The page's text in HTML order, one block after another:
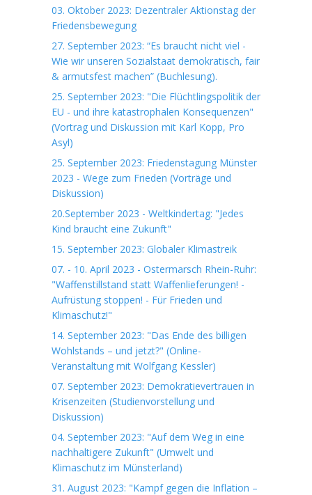
03. Oktober 2023: Dezentraler Aktionstag der
Friedensbewegung
27. September 2023: “Es braucht nicht viel -
Wie wir unseren Sozialstaat demokratisch, fair
& armutsfest machen” (Buchlesung).
25. September 2023: "Die Flüchtlingspolitik der
EU - und ihre katastrophalen Konsequenzen"
(Vortrag und Diskussion mit Karl Kopp, Pro
Asyl)
25. September 2023: Friedenstagung Münster
2023 - Wege zum Frieden (Vorträge und
Diskussion)
20.September 2023 - Weltkindertag: "Jedes
Kind braucht eine Zukunft"
15. September 2023: Globaler Klimastreik
07. - 10. April 2023 - Ostermarsch Rhein-Ruhr:
"Waffenstillstand statt Waffenlieferungen! -
Aufrüstung stoppen! - Für Frieden und
Klimaschutz!"
14. September 2023: "Das Ende des billigen
Wohlstands – und jetzt?" (Online-
Veranstaltung mit Wolfgang Kessler)
07. September 2023: Demokratievertrauen in
Krisenzeiten (Studienvorstellung und
Diskussion)
04. September 2023: "Auf dem Weg in eine
nachhaltigere Zukunft" (Umwelt und
Klimaschutz im Münsterland)
31. August 2023: "Kampf gegen die Inflation –